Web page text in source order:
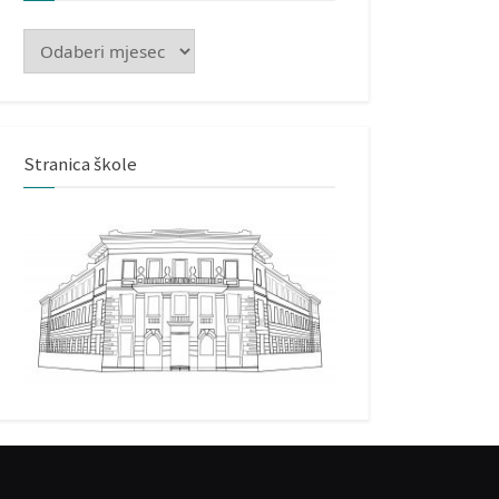
Stranica škole